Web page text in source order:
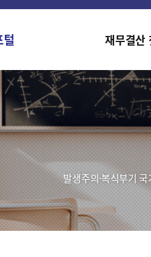
재무결산
발생주의·복식부기